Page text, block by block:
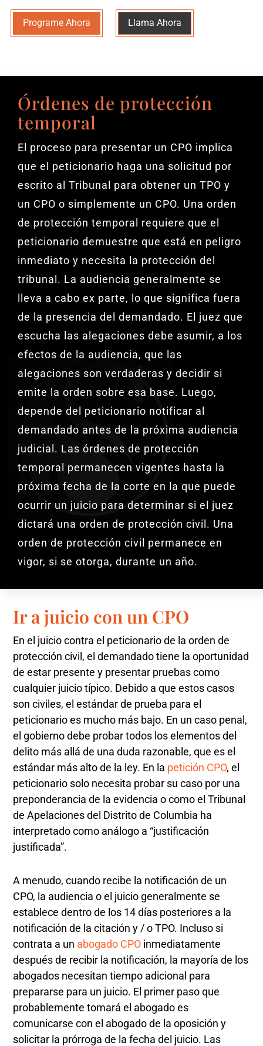
Programe Ahora Llama Ahora
Órdenes de protección
temporal
El proceso para presentar un CPO implica
que el peticionario haga una solicitud por
escrito al Tribunal para obtener un TPO y
un CPO o simplemente un CPO. Una orden
de protección temporal requiere que el
peticionario demuestre que está en peligro
inmediato y necesita la protección del
tribunal. La audiencia generalmente se
lleva a cabo ex parte, lo que significa fuera
de la presencia del demandado. El juez que
escucha las alegaciones debe asumir, a los
efectos de la audiencia, que las
alegaciones son verdaderas y decidir si
emite la orden sobre esa base. Luego,
depende del peticionario notificar al
demandado antes de la próxima audiencia
judicial. Las órdenes de protección
temporal permanecen vigentes hasta la
próxima fecha de la corte en la que puede
ocurrir un juicio para determinar si el juez
dictará una orden de protección civil. Una
orden de protección civil permanece en
vigor, si se otorga, durante un año.
Ir a juicio con un CPO
En el juicio contra el peticionario de la orden de
protección civil, el demandado tiene la oportunidad
de estar presente y presentar pruebas como
cualquier juicio típico. Debido a que estos casos
son civiles, el estándar de prueba para el
peticionario es mucho más bajo. En un caso penal,
el gobierno debe probar todos los elementos del
delito más allá de una duda razonable, que es el
estándar más alto de la ley. En la petición CPO, el
peticionario solo necesita probar su caso por una
preponderancia de la evidencia o como el Tribunal
de Apelaciones del Distrito de Columbia ha
interpretado como análogo a “justificación
justificada”.
A menudo, cuando recibe la notificación de un
CPO, la audiencia o el juicio generalmente se
establece dentro de los 14 días posteriores a la
notificación de la citación y / o TPO. Incluso si
contrata a un abogado CPO inmediatamente
después de recibir la notificación, la mayoría de los
abogados necesitan tiempo adicional para
prepararse para un juicio. El primer paso que
probablemente tomará el abogado es
comunicarse con el abogado de la oposición y
solicitar la prórroga de la fecha del juicio. Las